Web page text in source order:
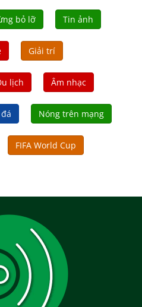
bỏ lỡ Tin ảnh
Giải trí
lịch Âm nhạc
Nóng trên mạng
FIFA World Cup